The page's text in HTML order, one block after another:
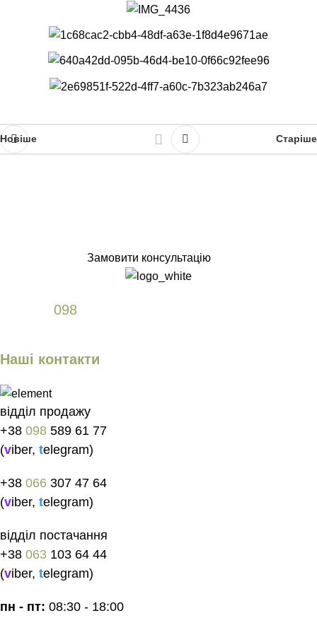
Новіше Старіше
Замовити консультацію
098589 61 77
Наші контакти
відділ продажу
+38 098 589 61 77
(viber, telegram)
+38 066 307 47 64
(viber, telegram)
відділ постачання
+38 063 103 64 44
(viber, telegram)
пн - пт: 08:30 - 18:00